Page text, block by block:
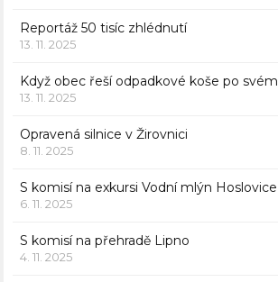
Reportáž 50 tisíc zhlédnutí
13. 11. 2025
Když obec řeší odpadkové koše po svém
13. 11. 2025
Opravená silnice v Žirovnici
8. 11. 2025
S komisí na exkursi Vodní mlýn Hoslovice
6. 11. 2025
S komisí na přehradě Lipno
4. 11. 2025